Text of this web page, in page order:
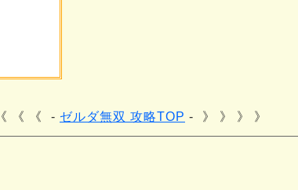
《 《 《 ゼルダ無双 攻略TOP 》 》 》